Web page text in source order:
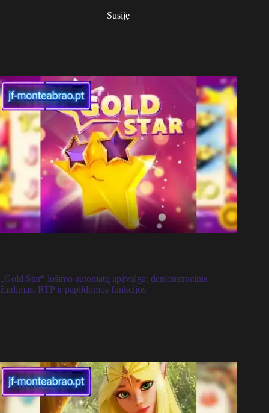
Susiję
„Gold Star“ lošimo automatų apžvalga: demonstracinis
žaidimas, RTP ir papildomos funkcijos